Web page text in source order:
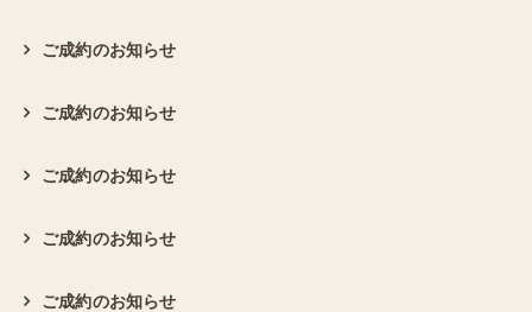
ご成約のお知らせ
ご成約のお知らせ
ご成約のお知らせ
ご成約のお知らせ
ご成約のお知らせ